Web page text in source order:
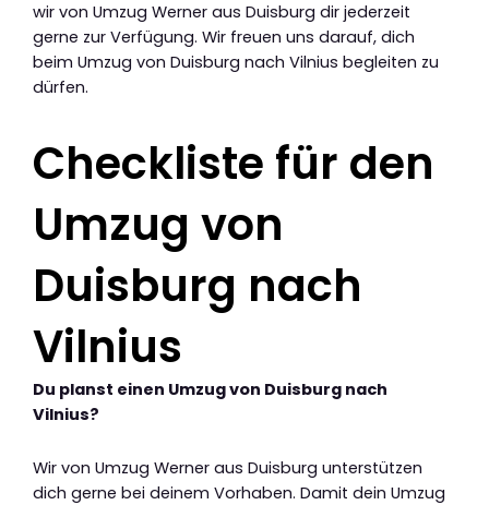
wir von Umzug Werner aus Duisburg dir jederzeit
gerne zur Verfügung. Wir freuen uns darauf, dich
beim Umzug von Duisburg nach Vilnius begleiten zu
dürfen.
Checkliste für den
Umzug von
Duisburg nach
Vilnius
Du planst einen Umzug von Duisburg nach
Vilnius?
Wir von Umzug Werner aus Duisburg unterstützen
dich gerne bei deinem Vorhaben. Damit dein Umzug